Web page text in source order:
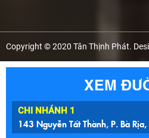
Copyright © 2020 Tân Thịnh Phát.
XEM
CHI NHÁNH 1
143 Nguyễn Tất Thành, P. Bà Rịa,